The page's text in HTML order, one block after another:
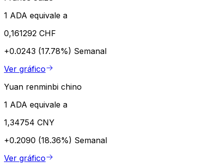
1 ADA equivale a
0,161292 CHF
+0.0243 (17.78%) Semanal
Ver gráfico
Yuan renminbi chino
1 ADA equivale a
1,34754 CNY
+0.2090 (18.36%) Semanal
Ver gráfico